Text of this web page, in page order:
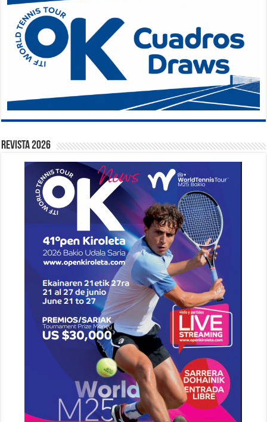
Revista 2026